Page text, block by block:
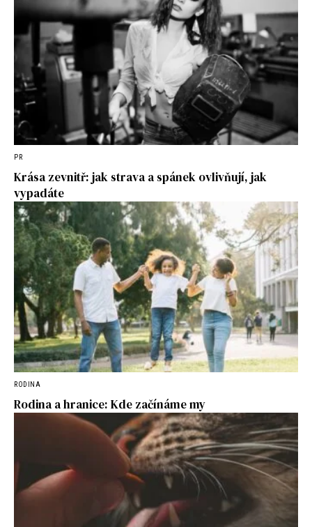
PR
Krása zevnitř: jak strava a spánek ovlivňují, jak
vypadáte
RODINA
Rodina a hranice: Kde začínáme my